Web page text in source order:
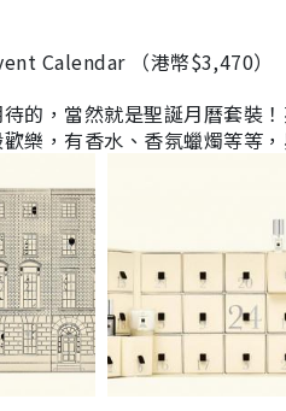
Calendar （港幣$3,470）
的，當然就是聖誕月曆套裝
樂，有香水、香氛蠟燭等等